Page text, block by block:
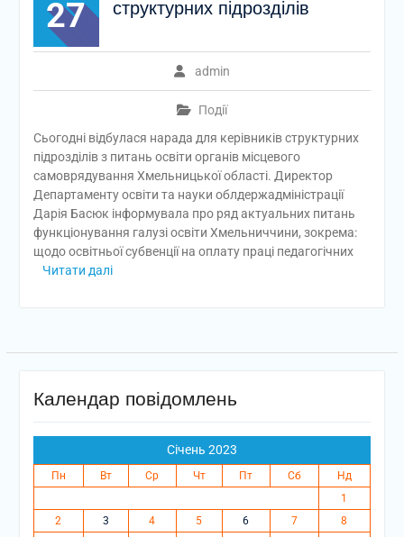
27
структурних підрозділів
admin
Події
Сьогодні відбулася нарада для керівників структурних
підрозділів з питань освіти органів місцевого
самоврядування Хмельницької області. Директор
Департаменту освіти та науки облдержадміністрації
Дарія Басюк інформувала про ряд актуальних питань
функціонування галузі освіти Хмельниччини, зокрема:
щодо освітньої субвенції на оплату праці педагогічних
Читати далі
Календар повідомлень
Січень 2023
Пн Вт Ср Чт Пт Сб
Нд
1
2
3 4 5 6 7
8